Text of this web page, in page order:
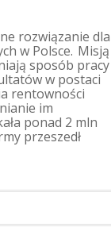
rozwiązanie dla
w Polsce. Misją
sposób pracy
w postaci
rentowności
im
ponad 2 mln
przeszedł